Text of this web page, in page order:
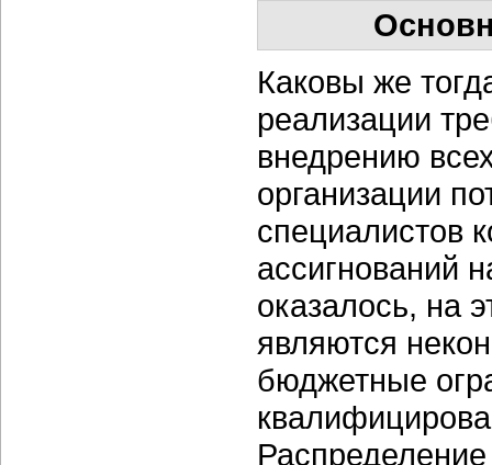
Каковы же
реализации
внедрению
организации
специалистов
ассигнований
оказалось, на
являются
бюджетные